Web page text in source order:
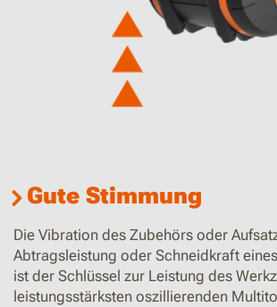
Gute Stimmung
Die Vibration des Zubehörs oder
Abtragsleistung oder Schneidkraft
ist der Schlüssel zur Leistung des
leistungsstärksten oszillierenden